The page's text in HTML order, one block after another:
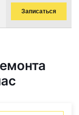
Записаться